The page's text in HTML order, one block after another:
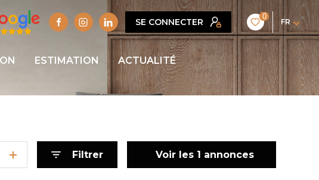
SE CONNECTER
0
FR
ESTIMATION ACTUALITÉ
Filtrer Voir les 1 annonces